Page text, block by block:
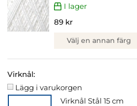
I lager
89 kr
Välj en annan färg
Virknål:
Lägg i varukorgen
Virknål Stål 15 cm